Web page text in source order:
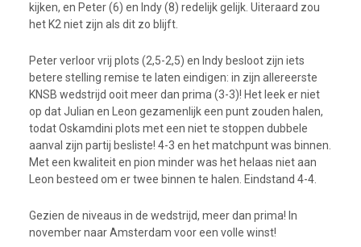
kijken, en Peter (6) en Indy (8) redelijk gelijk. Uiteraard zou
het K2 niet zijn als dit zo blijft.
Peter verloor vrij plots (2,5-2,5) en Indy besloot zijn iets
betere stelling remise te laten eindigen: in zijn allereerste
KNSB wedstrijd ooit meer dan prima (3-3)! Het leek er niet
op dat Julian en Leon gezamenlijk een punt zouden halen,
todat Oskamdini plots met een niet te stoppen dubbele
aanval zijn partij besliste! 4-3 en het matchpunt was binnen.
Met een kwaliteit en pion minder was het helaas niet aan
Leon besteed om er twee binnen te halen. Eindstand 4-4.
Gezien de niveaus in de wedstrijd, meer dan prima! In
november naar Amsterdam voor een volle winst!